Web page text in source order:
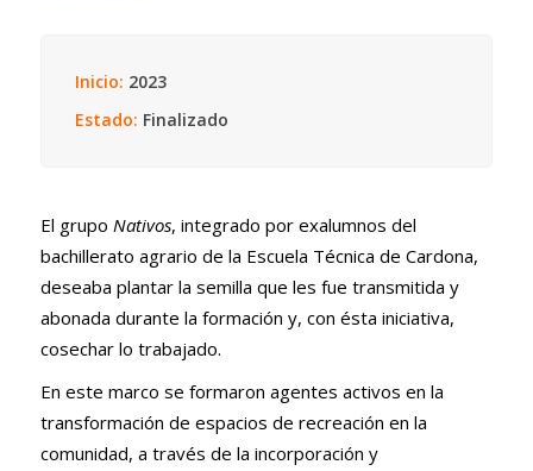
Inicio: 2023
Estado: Finalizado
El grupo Nativos, integrado por exalumnos del
bachillerato agrario de la Escuela Técnica de Cardona,
deseaba plantar la semilla que les fue transmitida y
abonada durante la formación y, con ésta iniciativa,
cosechar lo trabajado.
En este marco se formaron agentes activos en la
transformación de espacios de recreación en la
comunidad, a través de la incorporación y